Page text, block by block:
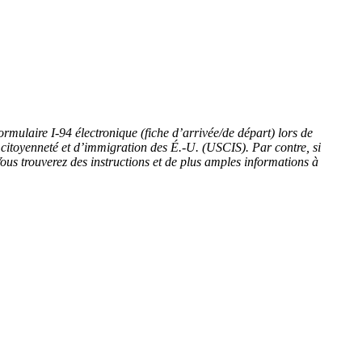
I-94 électronique (fiche d’arrivée/de départ) lors de
et d’immigration des É.-U. (USCIS). Par contre, si
trouverez des instructions et de plus amples informations à